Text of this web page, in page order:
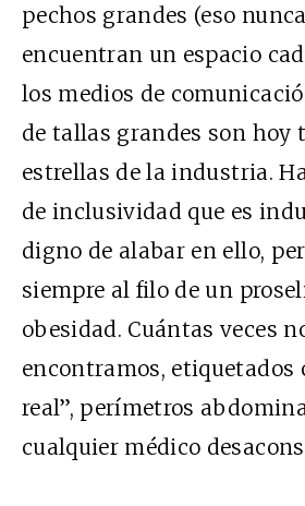
pechos grandes (eso
encuentran un espacio
los medios de
de tallas grandes son hoy
estrellas de la industria.
de inclusividad que es
digno de alabar en ello,
siempre al filo de un
obesidad. Cuántas veces
encontramos, etiquetados
real”, perímetros
cualquier médico